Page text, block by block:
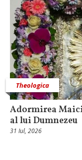
Theologica
Adormirea
al lui Dumnezeu
31 Iul, 2026